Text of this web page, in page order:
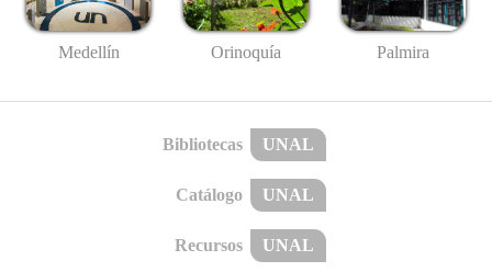
Medellín Orinoquía Palmira
Bibliotecas UNAL
Catálogo UNAL
Recursos UNAL